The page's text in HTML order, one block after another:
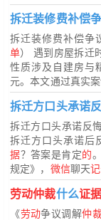
拆迁装修费补偿
拆迁装修费补偿争
单） 遇到房屋拆迁
性质涉及自建房与
元。本文通过真实
拆迁方口头承诺反
拆迁方口头承诺反
拆迁方口头承诺后
据？答案是肯定的
规定》， 微信聊天
劳动仲裁什么证
《劳动争议调解仲